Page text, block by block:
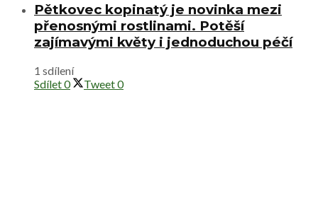
Pětkovec kopinatý je novinka mezi
přenosnými rostlinami. Potěší
zajímavými květy i jednoduchou péčí
1 sdílení
Sdílet0 Tweet0